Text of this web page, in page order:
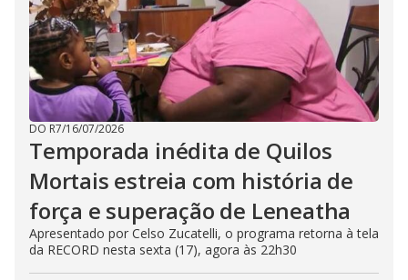
DO R7/16/07/2026
Temporada inédita de Quilos
Mortais estreia com história de
força e superação de Leneatha
Apresentado por Celso Zucatelli, o programa retorna à tela
da RECORD nesta sexta (17), agora às 22h30